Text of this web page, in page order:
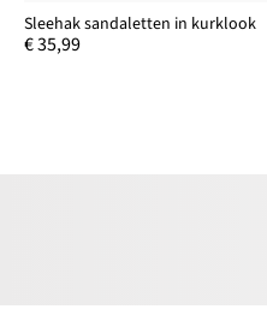
Sleehak sandaletten in kurklook
€ 35,99